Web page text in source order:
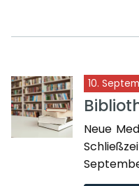
10.
Neue